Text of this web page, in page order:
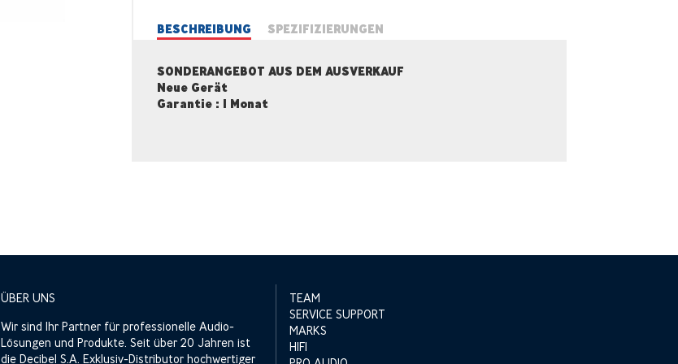
BESCHREIBUNG SPEZIFIZIERUNGEN
SONDERANGEBOT AUS DEM AUSVERKAUF
Neue Gerät
Garantie : 1 Monat
ÜBER UNS
Wir sind Ihr Partner für professionelle Audio-
Lösungen und Produkte. Seit über 20 Jahren ist
die Decibel S.A. Exklusiv-Distributor hochwertiger
TEAM
SERVICE SUPPORT
MARKS
HIFI